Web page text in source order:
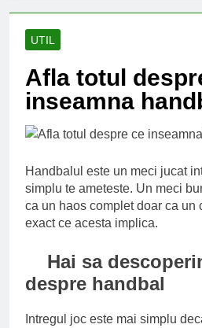
6
UTIL
Afla totul
inseamna
Handbalul este un meci jucat
simplu te ameteste. Un meci
ca un haos complet doar ca un
exact ce acesta implica.
Hai sa
despre handbal
Intregul joc este mai simplu